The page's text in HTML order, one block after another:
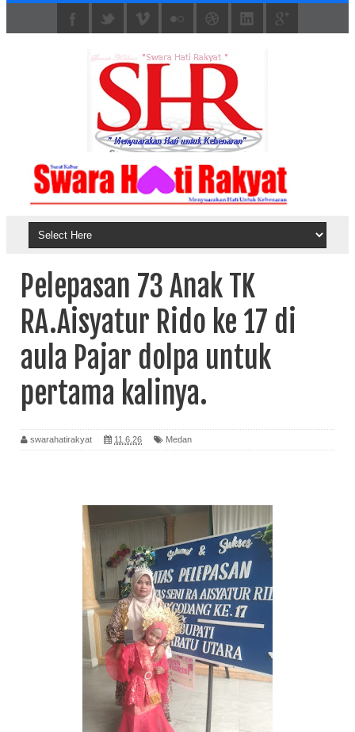
Pelepasan 73 Anak TK
RA.Aisyatur Rido ke 17 di
aula Pajar dolpa untuk
pertama kalinya.
swarahatirakyat 11.6.26 Medan